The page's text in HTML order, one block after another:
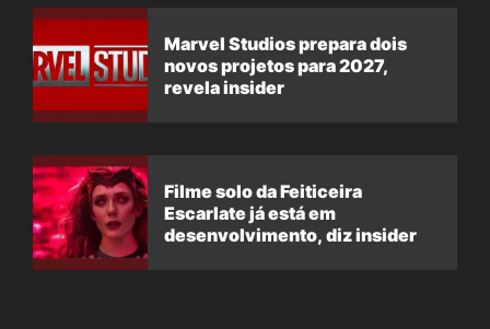
Marvel Studios prepara dois
novos projetos para 2027,
revela insider
Filme solo da Feiticeira
Escarlate já está em
desenvolvimento, diz insider